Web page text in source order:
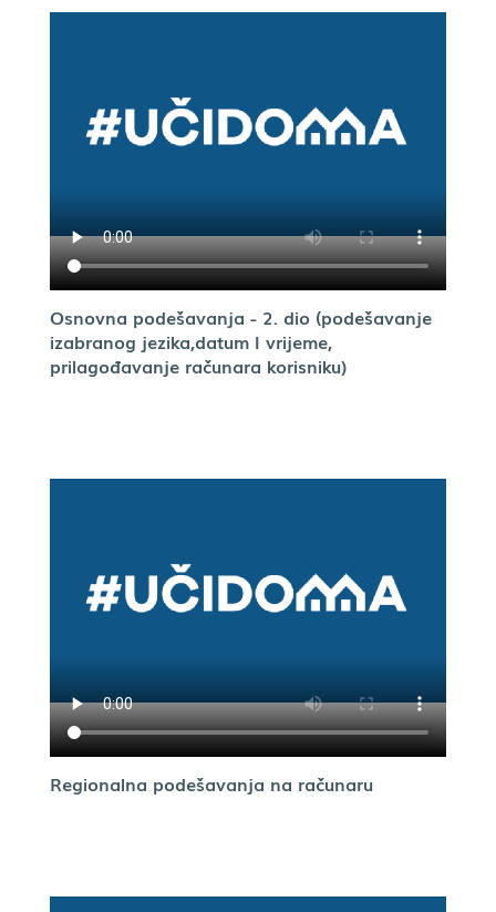
Osnovna podešavanja - 2. dio (podešavanje
izabranog jezika,datum I vrijeme,
prilagođavanje računara korisniku)
Regionalna podešavanja na računaru